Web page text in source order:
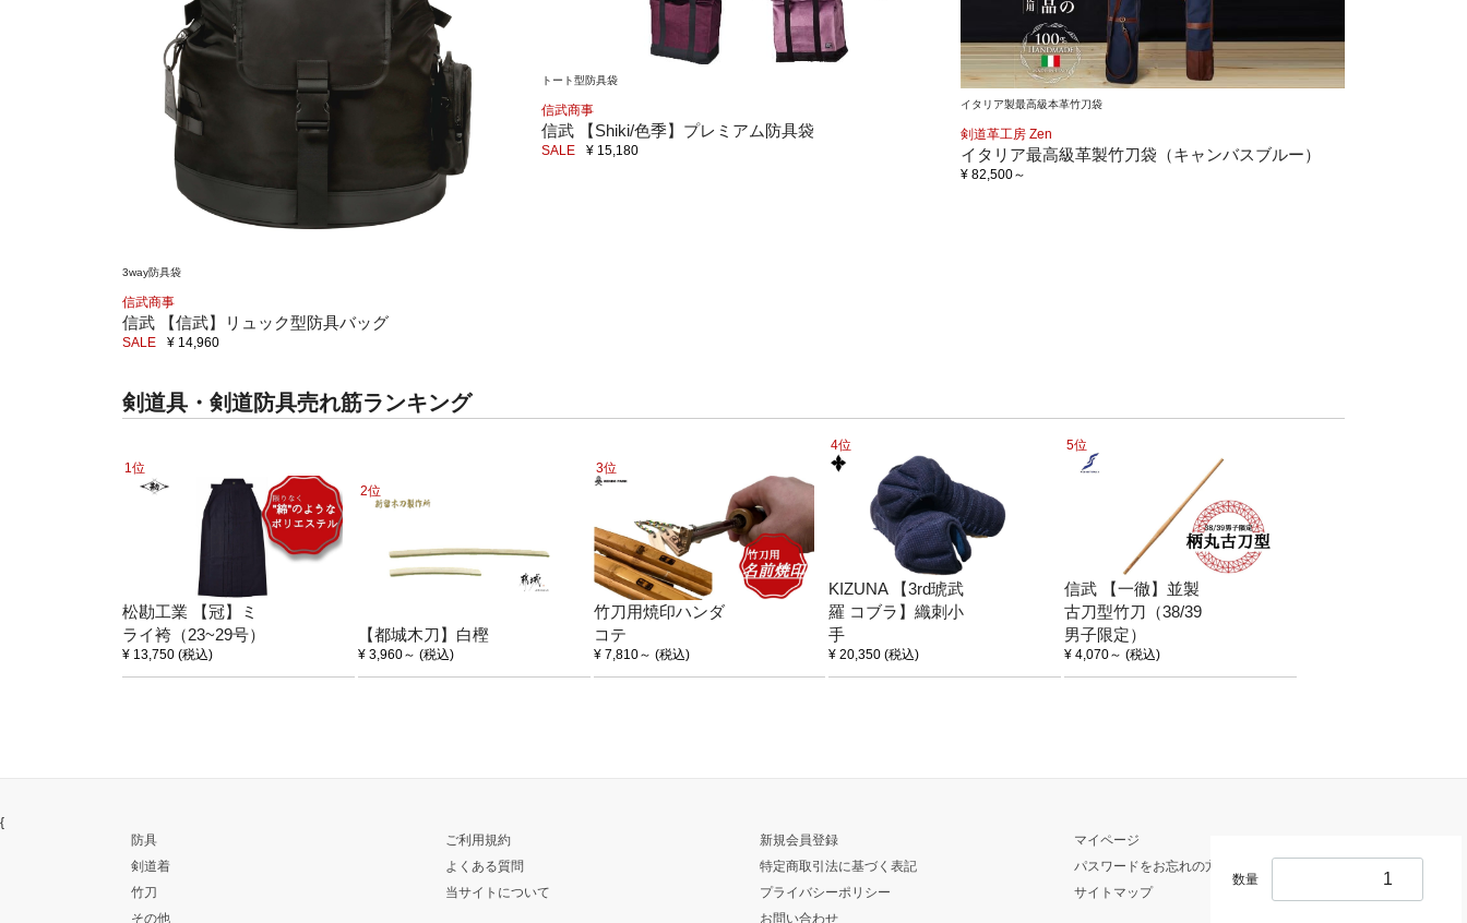
3way防具袋
信武商事
信武 【信武】リュック型防具バッグ
SALE ¥ 14,960
トート型防具袋
信武商事
信武 【Shiki/色季】プレミアム防具袋
SALE ¥ 15,180
イタリア製最高級本革竹刀袋
剣道革工房 Zen
イタリア最高級革製竹刀袋（キャンバスブルー）
¥ 82,500～
剣道具・剣道防具売れ筋ランキング
1位
松勘工業 【冠】ミ
ライ袴（23~29号）
¥ 13,750 (税込)
2位
【都城木刀】白樫
¥ 3,960～ (税込)
3位
竹刀用焼印ハンダ
コテ
¥ 7,810～ (税込)
4位
KIZUNA 【3rd琥武
羅 コブラ】織刺小
手
¥ 20,350 (税込)
5位
信武 【一徹】並製
古刀型竹刀（38/39
男子限定）
¥ 4,070～ (税込)
{
防具
剣道着
竹刀
その他
ご利用規約
よくある質問
当サイトについて
新規会員登録
特定商取引法に基づく表記
プライバシーポリシー
お問い合わせ
マイページ
パスワードをお忘れの方
サイトマップ
数量